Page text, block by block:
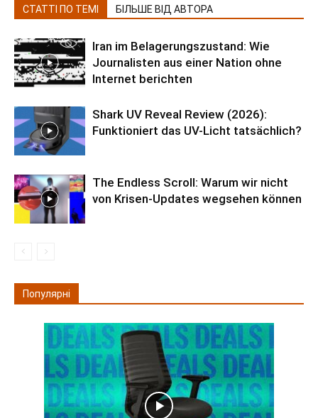
СТАТТІ ПО ТЕМІ БІЛЬШЕ ВІД АВТОРА
Iran im Belagerungszustand: Wie
Journalisten aus einer Nation ohne
Internet berichten
Shark UV Reveal Review (2026):
Funktioniert das UV-Licht tatsächlich?
The Endless Scroll: Warum wir nicht
von Krisen-Updates wegsehen können
Популярні